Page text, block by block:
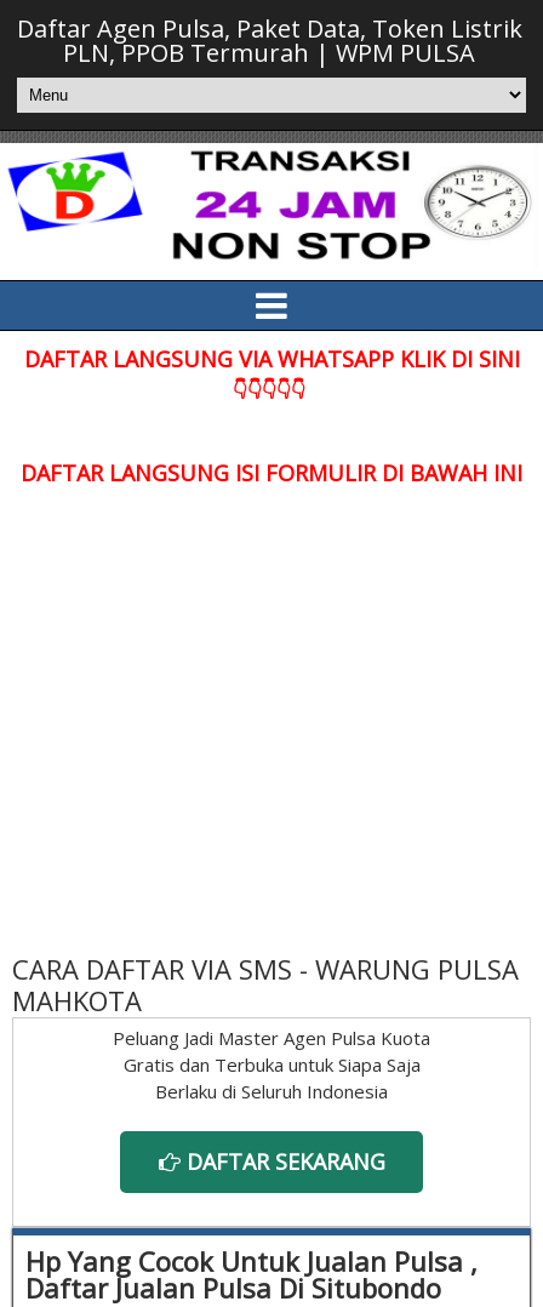
Daftar Agen Pulsa, Paket Data, Token Listrik
PLN, PPOB Termurah | WPM PULSA
DAFTAR LANGSUNG VIA WHATSAPP KLIK DI SINI
👇👇👇👇👇
DAFTAR LANGSUNG ISI FORMULIR DI BAWAH INI
CARA DAFTAR VIA SMS - WARUNG PULSA
MAHKOTA
Peluang Jadi Master Agen Pulsa Kuota
Gratis dan Terbuka untuk Siapa Saja
Berlaku di Seluruh Indonesia
DAFTAR SEKARANG
Hp Yang Cocok Untuk Jualan Pulsa ,
Daftar Jualan Pulsa Di Situbondo